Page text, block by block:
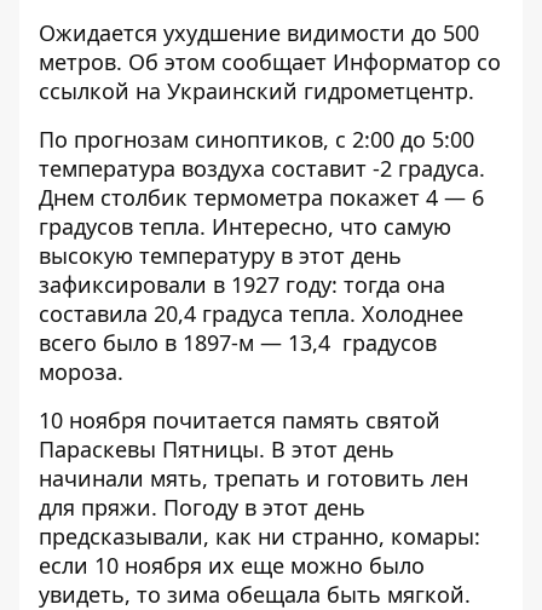
Ожидается ухудшение видимости до 500
метров. Об этом сообщает Информатор со
ссылкой на Украинский гидрометцентр.
По прогнозам синоптиков, с 2:00 до 5:00
температура воздуха составит -2 градуса.
Днем столбик термометра покажет 4 — 6
градусов тепла. Интересно, что самую
высокую температуру в этот день
зафиксировали в 1927 году: тогда она
составила 20,4 градуса тепла. Холоднее
всего было в 1897-м — 13,4 градусов
мороза.
10 ноября почитается память святой
Параскевы Пятницы. В этот день
начинали мять, трепать и готовить лен
для пряжи. Погоду в этот день
предсказывали, как ни странно, комары:
если 10 ноября их еще можно было
увидеть, то зима обещала быть мягкой.